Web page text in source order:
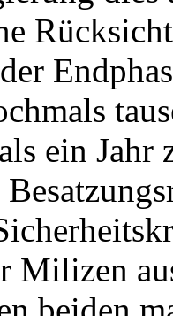
ein Jahr
Milizen